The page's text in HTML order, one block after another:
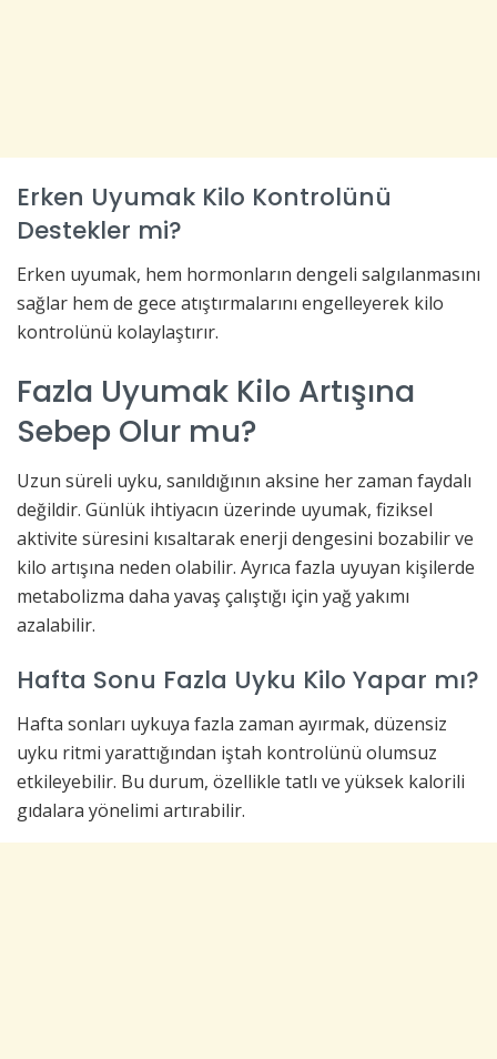
Erken Uyumak Kilo Kontrolünü
Destekler mi?
Erken uyumak, hem hormonların dengeli salgılanmasını
sağlar hem de gece atıştırmalarını engelleyerek kilo
kontrolünü kolaylaştırır.
Fazla Uyumak Kilo Artışına
Sebep Olur mu?
Uzun süreli uyku, sanıldığının aksine her zaman faydalı
değildir. Günlük ihtiyacın üzerinde uyumak, fiziksel
aktivite süresini kısaltarak enerji dengesini bozabilir ve
kilo artışına neden olabilir. Ayrıca fazla uyuyan kişilerde
metabolizma daha yavaş çalıştığı için yağ yakımı
azalabilir.
Hafta Sonu Fazla Uyku Kilo Yapar mı?
Hafta sonları uykuya fazla zaman ayırmak, düzensiz
uyku ritmi yarattığından iştah kontrolünü olumsuz
etkileyebilir. Bu durum, özellikle tatlı ve yüksek kalorili
gıdalara yönelimi artırabilir.